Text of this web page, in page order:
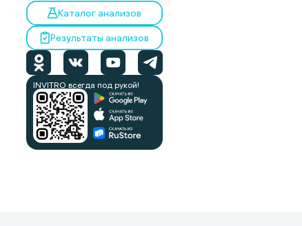
Каталог анализов
Результаты анализов
INVITRO всегда под рукой!